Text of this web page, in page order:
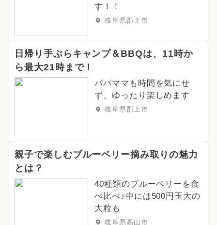
す！！
岐阜県郡上市
日帰り手ぶらキャンプ＆BBQは、11時か
ら最大21時まで！
パパママも時間を気にせ
ず、ゆったり楽しめます
岐阜県郡上市
親子で楽しむブルーベリー摘み取りの魅力
とは？
40種類のブルーベリーを食
べ比べ♪中には500円玉大の
大粒も
岐阜県高山市